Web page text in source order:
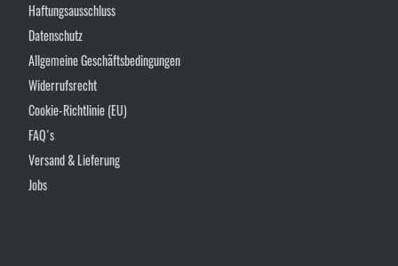
Haftungsausschluss
Datenschutz
Allgemeine Geschäftsbedingungen
Widerrufsrecht
Cookie-Richtlinie (EU)
FAQ´s
Versand & Lieferung
Jobs